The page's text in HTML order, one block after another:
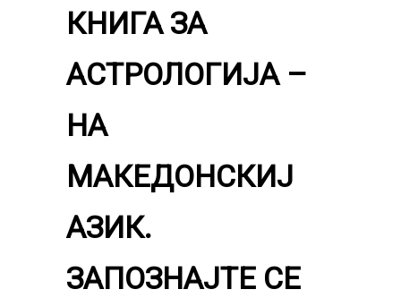
КНИГА ЗА
АСТРОЛОГИЈА –
НА
МАКЕДОНСКИЈ
АЗИК.
ЗАПОЗНАЈТЕ СЕ